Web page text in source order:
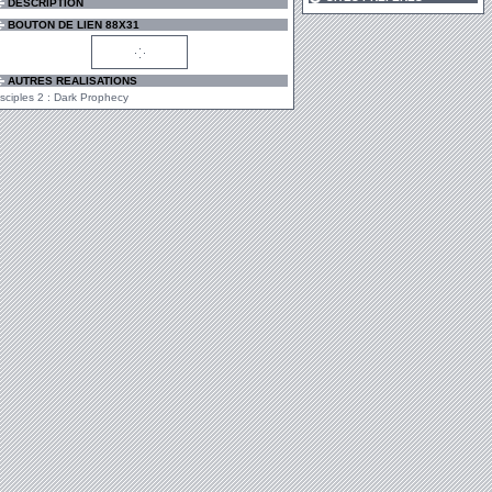
DESCRIPTION
BOUTON DE LIEN 88X31
AUTRES REALISATIONS
2 : Dark Prophecy